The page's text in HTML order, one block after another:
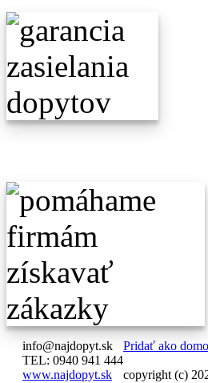
info@najdopyt.sk
TEL: 0940 941 444
www.najdopyt.sk
Pridať ako
copyright (c)